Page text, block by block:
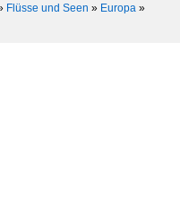
Flüsse und Seen » Europa »